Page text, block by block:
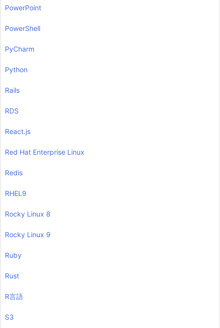
PowerPoint
PowerShell
PyCharm
Python
Rails
RDS
React.js
Red Hat Enterprise Linux
Redis
RHEL9
Rocky Linux 8
Rocky Linux 9
Ruby
Rust
R言語
S3